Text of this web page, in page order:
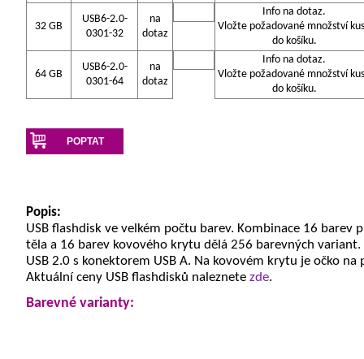
32 GB
USB6-2.0-
0301-32
na
dotaz
Info na dotaz.
Vložte požadované množství
do košíku.
64 GB
USB6-2.0-
0301-64
na
dotaz
Info na dotaz.
Vložte požadované množství
do košíku.
POPTAT
Popis:
USB flashdisk ve velkém počtu barev. Kombinace 16 barev
těla a 16 barev kovového krytu dělá 256 barevných variant.
USB 2.0 s konektorem USB A. Na kovovém krytu je očko na
Aktuální ceny USB flashdisků naleznete zde.
Barevné varianty: